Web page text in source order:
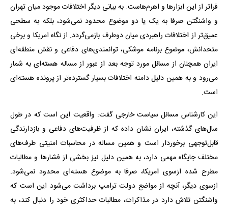
فراتر از این ابزارها و اهرم‌هاست. به بیانی دیگر اختلافات موجود میان تهران
و واشنگتن صرفا به یک یا دو موضوع محدود نمی‌شود، بلکه به سطحی
عمیق‌تر از اختلافات راهبردی میان دوطرف بازمی‌گردد. از نگاه امریکا و برخی
متحدانش، موضوع برنامه موشکی، توانمندی‌های دفاعی و نقش منطقه‌ای
ایران همچنان از مسائل مورد توجه بعد از عبور از مساله هسته‌ای به شمار
می‌رود و به همین دلیل دامنه اختلافات بسیار گسترده‌تر از پرونده هسته‌ای
است.
این کارشناس مسائل سیاست خارجی گفت: واقعیت این است که در طول
سال‌های گذشته، ایران نشان داده که از ظرفیت‌های دفاعی و بازدارندگی
قابل‌توجهی برخوردار است و همین مساله در محاسبات امنیتی طرف‌های
مختلف جایگاه مهمی دارد، به همین دلیل نیز بخشی از فشارها و مطالبات
مطرح‌ شده ازسوی امریکا، صرفا به موضوع هسته‌ای محدود نمی‌شود.
ازسوی دیگر، آنچه از مواضع دولت ترامپ برداشت می‌شود این است که
واشنگتن تلاش دارد در مذاکرات، مطالبات حداکثری خود را دنبال کند، به